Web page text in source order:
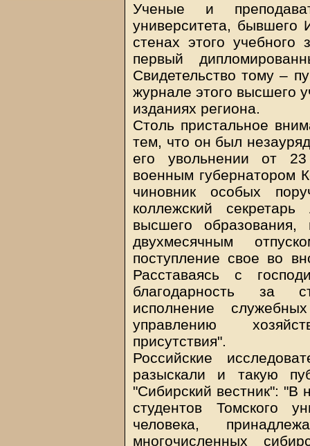
Ученые и
университета, бывшего
стенах этого
первый
Свидетельство тому –
журнале этого высшего
изданиях региона.
Столь пристальное
тем, что он был
его увольнении от
военным губернатором
чиновник особых
коллежский
высшего образования,
двухмесячным
поступление свое во
Расставаясь с
благодарность за
исполнение
управлению
присутствия".
Российские
разыскали и такую
"Сибирский вестник": "В
студентов Томского
человека,
многочисленных